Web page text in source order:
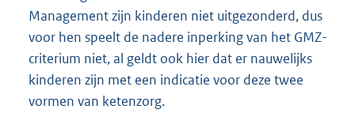
Management zijn kinderen niet uitgezonderd, dus
voor hen speelt de nadere inperking van het GMZ-
criterium niet, al geldt ook hier dat er nauwelijks
kinderen zijn met een indicatie voor deze twee
vormen van ketenzorg.